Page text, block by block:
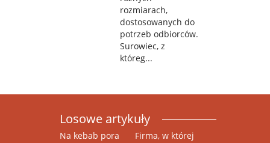
rozmiarach,
dostosowanych do
potrzeb odbiorców.
Surowiec, z
któreg...
Losowe artykuły
Na kebab pora
Firma, w której